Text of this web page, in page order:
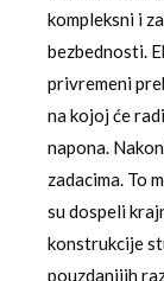
kompleksni i
bezbednosti.
privremeni
na kojoj će
napona.
zadacima. To
su dospeli
konstrukcije
pouzdanijih